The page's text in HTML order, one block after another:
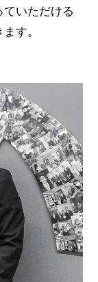
いただける
す。